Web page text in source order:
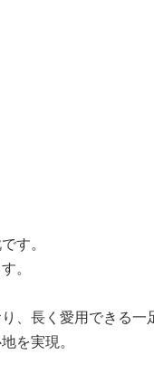
す。
。
、長く愛用できる一
を実現。